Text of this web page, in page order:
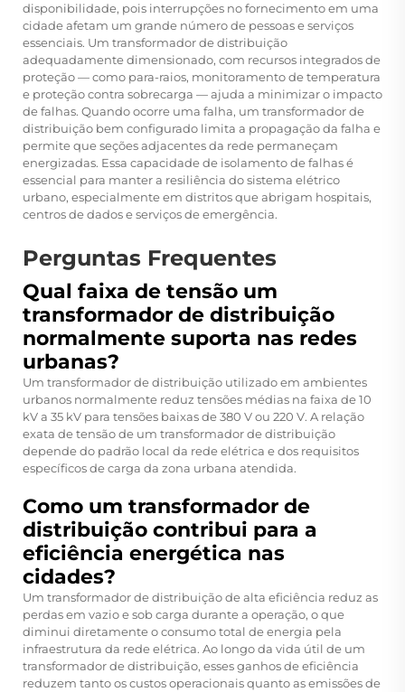
disponibilidade, pois interrupções no fornecimento em uma
cidade afetam um grande número de pessoas e serviços
essenciais. Um transformador de distribuição
adequadamente dimensionado, com recursos integrados de
proteção — como para-raios, monitoramento de temperatura
e proteção contra sobrecarga — ajuda a minimizar o impacto
de falhas. Quando ocorre uma falha, um transformador de
distribuição bem configurado limita a propagação da falha e
permite que seções adjacentes da rede permaneçam
energizadas. Essa capacidade de isolamento de falhas é
essencial para manter a resiliência do sistema elétrico
urbano, especialmente em distritos que abrigam hospitais,
centros de dados e serviços de emergência.
Perguntas Frequentes
Qual faixa de tensão um
transformador de distribuição
normalmente suporta nas redes
urbanas?
Um transformador de distribuição utilizado em ambientes
urbanos normalmente reduz tensões médias na faixa de 10
kV a 35 kV para tensões baixas de 380 V ou 220 V. A relação
exata de tensão de um transformador de distribuição
depende do padrão local da rede elétrica e dos requisitos
específicos de carga da zona urbana atendida.
Como um transformador de
distribuição contribui para a
eficiência energética nas
cidades?
Um transformador de distribuição de alta eficiência reduz as
perdas em vazio e sob carga durante a operação, o que
diminui diretamente o consumo total de energia pela
infraestrutura da rede elétrica. Ao longo da vida útil de um
transformador de distribuição, esses ganhos de eficiência
reduzem tanto os custos operacionais quanto as emissões de